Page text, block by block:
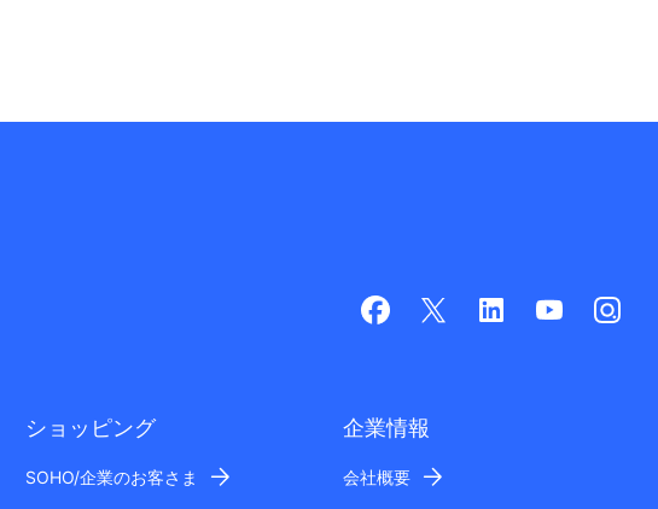
ショッピング
SOHO/企業のお客さま
企業情報
会社概要